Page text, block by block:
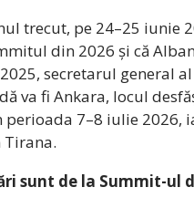
trecut, pe 24–25 iunie
din 2026 și că
secretarul general
va fi Ankara, locul
perioada 7–8 iulie
Tirana.
sunt de la Summit-ul